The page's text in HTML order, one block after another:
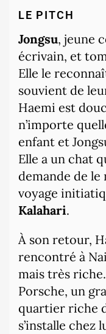
LE PITCH
Jongsu, jeune
écrivain, et
Elle le
souvient de
Haemi est
n’importe
enfant et
Elle a un chat
demande de
voyage
Kalahari.
À son retour,
rencontré à
mais très
Porsche, un
quartier riche
s’installe chez